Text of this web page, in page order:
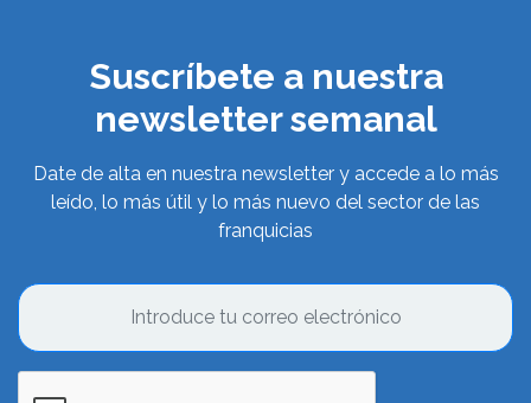
Suscríbete a nuestra
newsletter semanal
Date de alta en nuestra newsletter y accede a lo más
leído, lo más útil y lo más nuevo del sector de las
franquicias